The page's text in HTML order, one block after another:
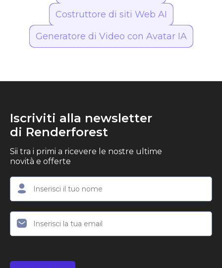
Costruttore di siti Web AI
Generatore di Video con Avatar IA
Iscriviti alla newsletter
di Renderforest
Sii tra i primi a ricevere le nostre ultime
novità e offerte